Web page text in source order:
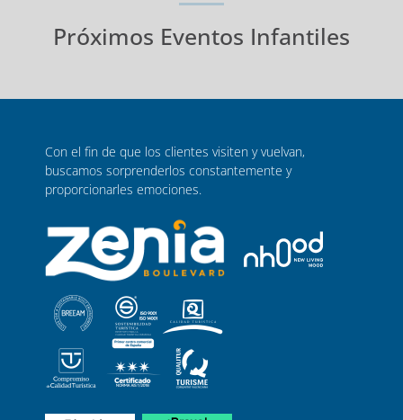
Próximos Eventos Infantiles
Con el fin de que los clientes visiten y vuelvan,
buscamos sorprenderlos constantemente y
proporcionarles emociones.